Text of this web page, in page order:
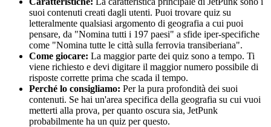
suoi contenuti creati dagli utenti. Puoi trovare quiz su
letteralmente qualsiasi argomento di geografia a cui puoi
pensare, da "Nomina tutti i 197 paesi" a sfide iper-specifiche
come "Nomina tutte le città sulla ferrovia transiberiana".
Come giocare: La maggior parte dei quiz sono a tempo. Ti
viene richiesto e devi digitare il maggior numero possibile di
risposte corrette prima che scada il tempo.
Perché lo consigliamo: Per la pura profondità dei suoi
contenuti. Se hai un'area specifica della geografia su cui vuoi
metterti alla prova, per quanto oscura sia, JetPunk
probabilmente ha un quiz per questo.